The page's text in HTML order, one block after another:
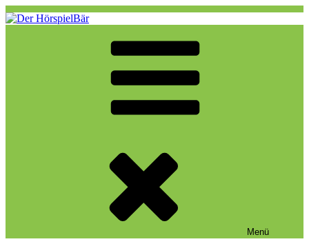
Zum
Inhalt
Eine weitere WordPress-Website
Menü